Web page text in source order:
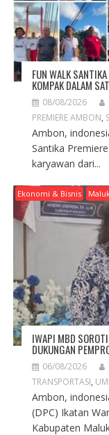
N
FUN WALK
KOMPAK DALAM
08/08/2026
PREMIERE AMBON,
Ambon,
Santika
karyawan dari...
Ekonomi & Bisnis
IWAPI MBD
DUKUNGAN
06/08/2026
TRANSPORTASI,
Ambon,
(DPC) Ikatan
Kabupaten